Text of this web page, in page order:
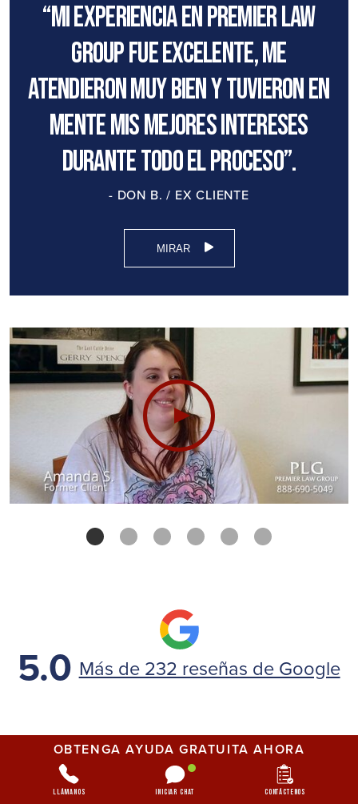
“Mi experiencia en Premier Law
Group fue excelente, me
atendieron muy bien y tuvieron en
mente mis mejores intereses
durante todo el proceso”.
- DON B. / EX CLIENTE
MIRAR
5.0 Más de 232 reseñas de Google
Alexandra Phinizy
OBTENGA AYUDA GRATUITA AHORA
Llámanos Iniciar chat Contáctenos